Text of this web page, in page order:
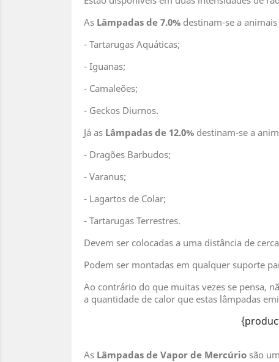
As Lâmpadas de 7.0% destinam-se a
- Tartarugas Aquáticas;
- Iguanas;
- Camaleões;
- Geckos Diurnos.
Já as Lâmpadas de 12.0% destinam-se a
- Dragões Barbudos;
- Varanus;
- Lagartos de Colar;
- Tartarugas Terrestres.
Devem ser colocadas a uma distância de
Podem ser montadas em qualquer suporte
Ao contrário do que muitas vezes se pensa,
a quantidade de calor que estas lâmpadas
As Lâmpadas de Vapor de Mercúrio são